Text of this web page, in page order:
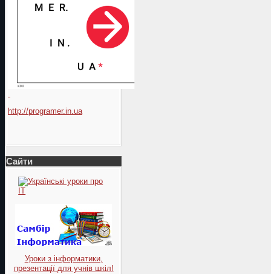
http://programer.in.ua
Сайти
Уроки з інформатики,
презентації для учнів шкіл!